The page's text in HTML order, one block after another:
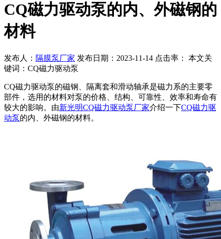
CQ磁力驱动泵的内、外磁钢的
材料
发布人： 隔膜泵厂家 发布日期：2023-11-14 点击率：
本文关
键词：CQ磁力驱动泵
CQ磁力驱动泵的磁钢、隔离套和滑动轴承是磁力系的主要零
部件，选用的材料对泵的价格、结构、可靠性、效率和寿命有
较大的影响。由新光明CQ磁力驱动泵厂家介绍一下CQ磁力驱
动泵的内、外磁钢的材料。